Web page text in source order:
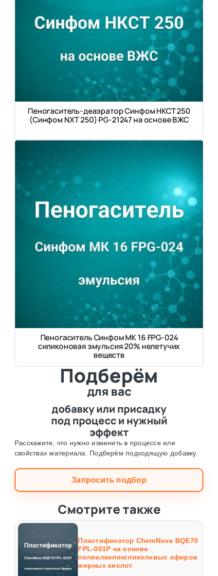
Пеногаситель-деаэратор Синфом НКСТ 250
(Синфом NXT 250) PG-21247 на основе ВЖС
Пеногаситель Синфом МК 16 FPG-024
силиконовая эмульсия 20% нелетучих
веществ
Подберём
для вас
добавку или присадку
под процесс и нужный
эффект
Расскажите, что нужно изменить в процессе или
свойствах материала. Подберём подходящую добавку.
Запросить подбор
Смотрите также
Пластификатор ChemNova BQE70
FPL-001P на основе
полиалкиленгликолевых эфиров
жирных кислот